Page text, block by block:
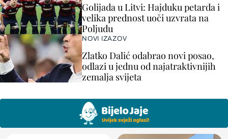
Golijada u Litvi: Hajduku petarda i
velika prednost uoči uzvrata na
Poljudu
NOVI IZAZOV
Zlatko Dalić odabrao novi posao,
odlazi u jednu od najatraktivnijih
zemalja svijeta